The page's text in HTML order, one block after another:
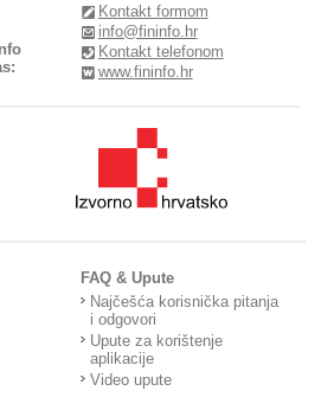
Kontakt formom
info@fininfo.hr
Kontakt telefonom
www.fininfo.hr
FAQ & Upute
Najčešća korisnička pitanja
i odgovori
Upute za korištenje
aplikacije
Video upute